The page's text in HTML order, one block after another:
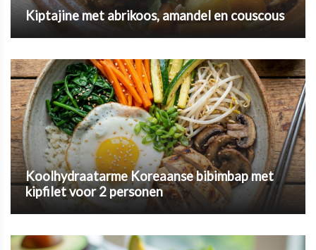
Kiptajine met abrikoos, amandel en couscous
Koolhydraatarme Koreaanse bibimbap met
kipfilet voor 2 personen